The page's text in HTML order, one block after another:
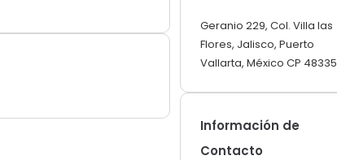
Geranio 229, Col. Villa las
Flores, Jalisco, Puerto
Vallarta, México CP 48335
Información de
Contacto